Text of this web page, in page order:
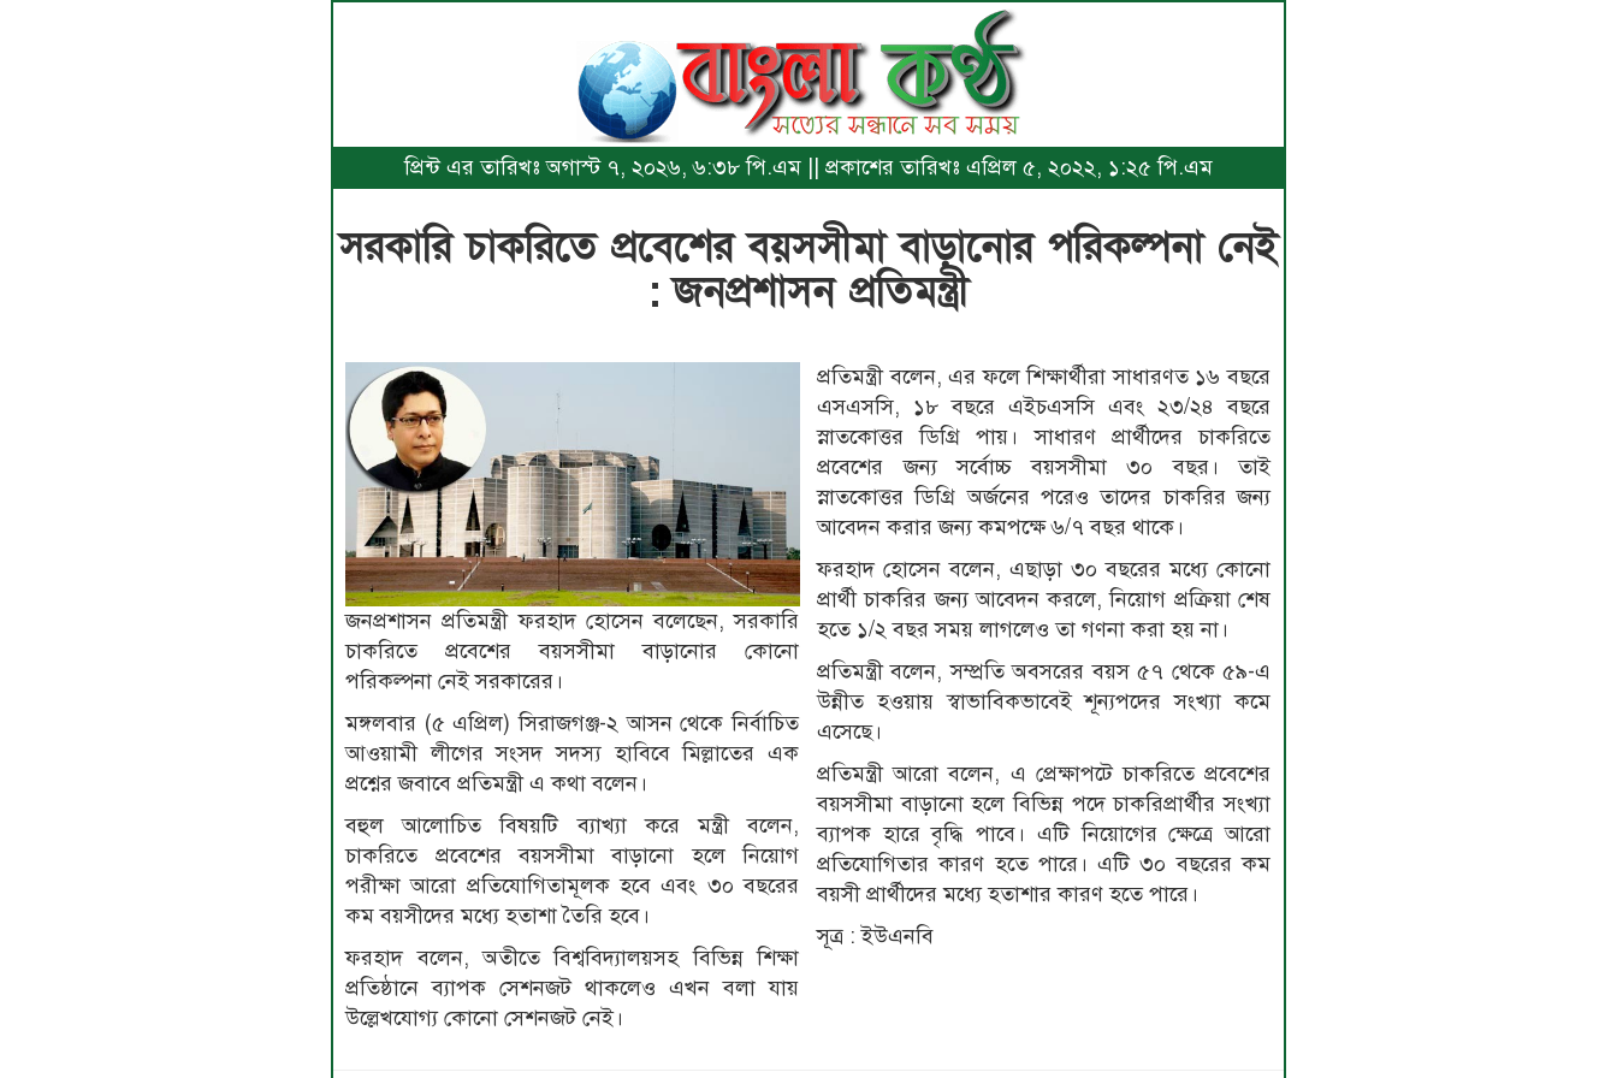
প্রিন্ট এর তারিখঃ অগাস্ট ৭, ২০২৬, ৬:৩৮ পি.এম || প্রকাশের তারিখঃ এপ্রিল ৫, ২০২২, ১:২৫ পি.এম
সরকারি চাকরিতে প্রবেশের বয়সসীমা বাড়ানোর পরিকল্পনা নেই
: জনপ্রশাসন প্রতিমন্ত্রী
জনপ্রশাসন প্রতিমন্ত্রী ফরহাদ হোসেন বলেছেন, সরকারি
চাকরিতে প্রবেশের বয়সসীমা বাড়ানোর কোনো
পরিকল্পনা নেই সরকারের।
মঙ্গলবার (৫ এপ্রিল) সিরাজগঞ্জ-২ আসন থেকে নির্বাচিত
আওয়ামী লীগের সংসদ সদস্য হাবিবে মিল্লাতের এক
প্রশ্নের জবাবে প্রতিমন্ত্রী এ কথা বলেন।
বহুল আলোচিত বিষয়টি ব্যাখ্যা করে মন্ত্রী বলেন,
চাকরিতে প্রবেশের বয়সসীমা বাড়ানো হলে নিয়োগ
পরীক্ষা আরো প্রতিযোগিতামূলক হবে এবং ৩০ বছরের
কম বয়সীদের মধ্যে হতাশা তৈরি হবে।
ফরহাদ বলেন, অতীতে বিশ্ববিদ্যালয়সহ বিভিন্ন শিক্ষা
প্রতিষ্ঠানে ব্যাপক সেশনজট থাকলেও এখন বলা যায়
উল্লেখযোগ্য কোনো সেশনজট নেই।
প্রতিমন্ত্রী বলেন, এর ফলে শিক্ষার্থীরা সাধারণত ১৬ বছরে
এসএসসি, ১৮ বছরে এইচএসসি এবং ২৩/২৪ বছরে
স্নাতকোত্তর ডিগ্রি পায়। সাধারণ প্রার্থীদের চাকরিতে
প্রবেশের জন্য সর্বোচ্চ বয়সসীমা ৩০ বছর। তাই
স্নাতকোত্তর ডিগ্রি অর্জনের পরেও তাদের চাকরির জন্য
আবেদন করার জন্য কমপক্ষে ৬/৭ বছর থাকে।
ফরহাদ হোসেন বলেন, এছাড়া ৩০ বছরের মধ্যে কোনো
প্রার্থী চাকরির জন্য আবেদন করলে, নিয়োগ প্রক্রিয়া শেষ
হতে ১/২ বছর সময় লাগলেও তা গণনা করা হয় না।
প্রতিমন্ত্রী বলেন, সম্প্রতি অবসরের বয়স ৫৭ থেকে ৫৯-এ
উন্নীত হওয়ায় স্বাভাবিকভাবেই শূন্যপদের সংখ্যা কমে
এসেছে।
প্রতিমন্ত্রী আরো বলেন, এ প্রেক্ষাপটে চাকরিতে প্রবেশের
বয়সসীমা বাড়ানো হলে বিভিন্ন পদে চাকরিপ্রার্থীর সংখ্যা
ব্যাপক হারে বৃদ্ধি পাবে। এটি নিয়োগের ক্ষেত্রে আরো
প্রতিযোগিতার কারণ হতে পারে। এটি ৩০ বছরের কম
বয়সী প্রার্থীদের মধ্যে হতাশার কারণ হতে পারে।
সূত্র : ইউএনবি